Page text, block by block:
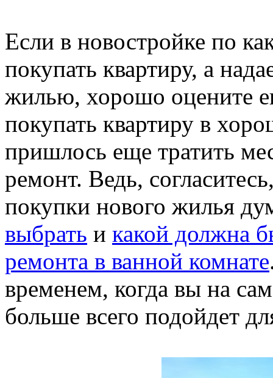
Если в новостройке по
покупать квартиру, а
жилью, хорошо оцените
покупать квартиру в
пришлось еще тратить
ремонт. Ведь,
покупки нового жилья
выбрать и какой должна
ремонта в ванной комнате
временем, когда вы на
больше всего подойдет